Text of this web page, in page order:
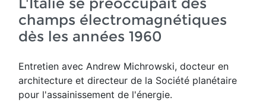
champs électromagnétiques
dès les années 1960
Entretien avec Andrew Michrowski, docteur en
architecture et directeur de la Société planétaire
pour l'assainissement de l'énergie.